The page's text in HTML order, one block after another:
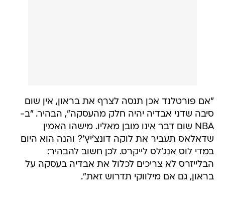
"אם פורטלנד אכן תנסה לצרף את בראון, אין שום
סיבה שדני אבדיה יהיה חלק מהעסקה", הבהיר. "ב-
NBA שום דבר אינו מובן מאליו. מישהו האמין
שדאלאס תעביר את לוקה דונצ'יץ'? והנה הוא היום
במדי לוס אנג'לס לייקרס. לכן חשוב להבהיר:
הבלייזרס לא צריכים לכלול את אבדיה בעסקה על
בראון, גם אם מילווקי תדרוש זאת".